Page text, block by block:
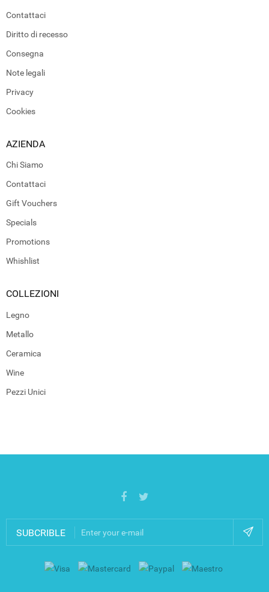
Contattaci
Diritto di recesso
Consegna
Note legali
Privacy
Cookies
AZIENDA
Chi Siamo
Contattaci
Gift Vouchers
Specials
Promotions
Whishlist
COLLEZIONI
Legno
Metallo
Ceramica
Wine
Pezzi Unici
SUBCRIBLE